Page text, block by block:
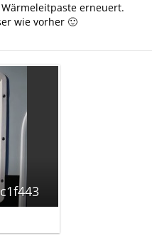
erneuert.
wie vorher 🙂